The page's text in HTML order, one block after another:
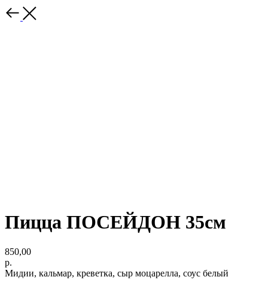
Пицца ПОСЕЙДОН 35см
850,00
р.
Мидии, кальмар, креветка, сыр моцарелла, соус белый